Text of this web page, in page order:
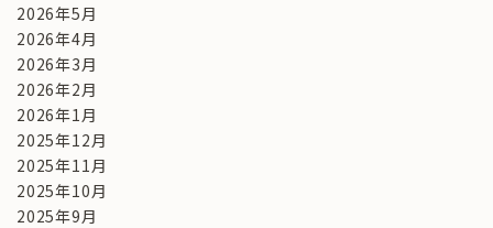
2026年5月
2026年4月
2026年3月
2026年2月
2026年1月
2025年12月
2025年11月
2025年10月
2025年9月